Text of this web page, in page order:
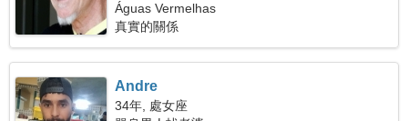
Águas Vermelhas
真實的關係
Andre
34年, 處女座